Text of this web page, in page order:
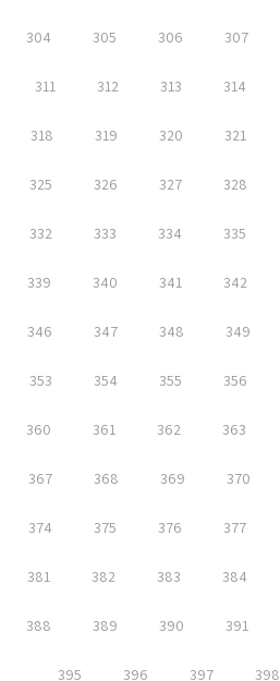
304 305 306 307
311 312 313 314
318 319 320 321
325 326 327 328
332 333 334 335
339 340 341 342
346 347 348 349
353 354 355 356
360 361 362 363
367 368 369 370
374 375 376 377
381 382 383 384
388 389 390 391
395 396 397 398